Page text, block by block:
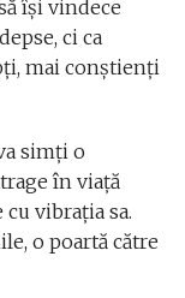
își vindece
ci ca
mai conștienți
simți o
în viață
vibrația sa.
o poartă către